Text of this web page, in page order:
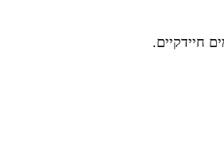
חיידקיים.